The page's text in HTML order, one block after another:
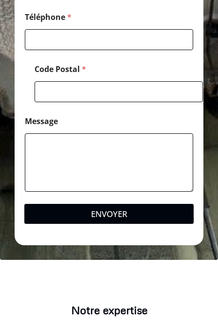
Téléphone*
Code Postal *
Message
ENVOYER
Notre expertise